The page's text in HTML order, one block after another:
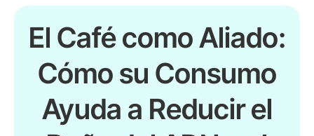
El Café como Aliado:
Cómo su Consumo
Ayuda a Reducir el